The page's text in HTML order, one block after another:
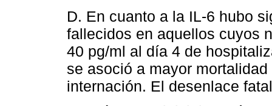
D. En cuanto a la IL-6 hubo
fallecidos en aquellos cuyos
40 pg/ml al día 4 de
se asoció a mayor
internación. El desenlace